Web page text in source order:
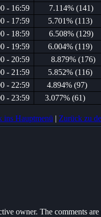
- 16:59
7.114% (141)
- 17:59
5.701% (113)
- 18:59
6.508% (129)
- 19:59
6.004% (119)
- 20:59
8.879% (176)
- 21:59
5.852% (116)
- 22:59
4.894% (97)
- 23:59
3.077% (61)
ins Hauptmenü | Zurück zu
owner. The comments